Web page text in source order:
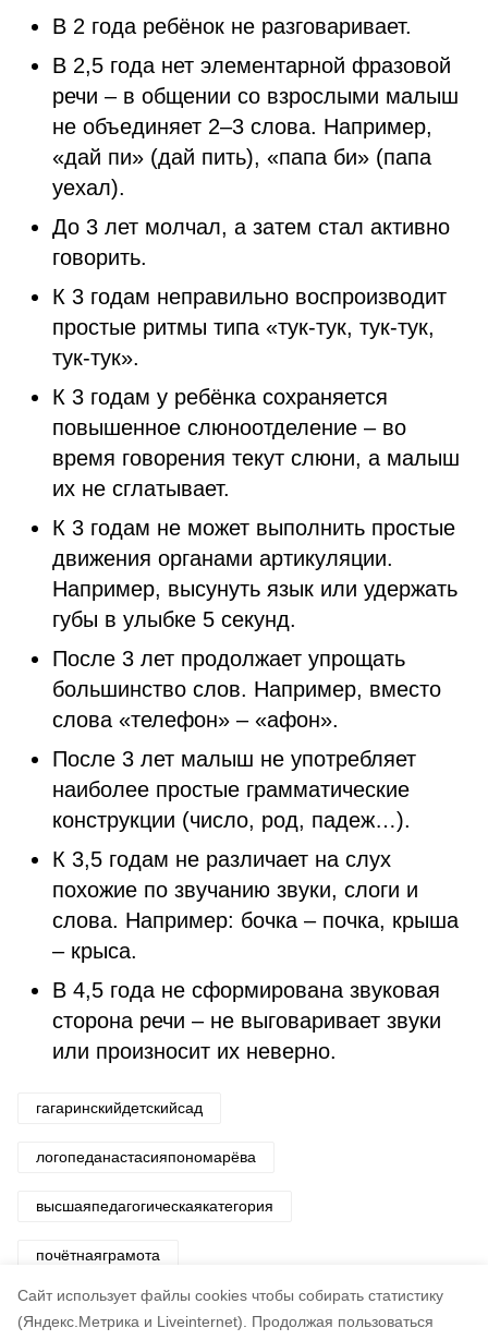
Cайт использует файлы cookies чтобы собирать статистику
(Яндекс.Метрика и Liveinternet).
Продолжая пользоваться
В 2 года ребёнок не разговаривает.
В 2,5 года нет элементарной фразовой
речи – в общении со взрослыми малыш
не объединяет 2–3 слова. Например,
«дай пи» (дай пить), «папа би» (папа
уехал).
До 3 лет молчал, а затем стал активно
говорить.
К 3 годам неправильно воспроизводит
простые ритмы типа «тук-тук, тук-тук,
тук-тук».
К 3 годам у ребёнка сохраняется
повышенное слюноотделение – во
время говорения текут слюни, а малыш
их не сглатывает.
К 3 годам не может выполнить простые
движения органами артикуляции.
Например, высунуть язык или удержать
губы в улыбке 5 секунд.
После 3 лет продолжает упрощать
большинство слов. Например, вместо
слова «телефон» – «афон».
После 3 лет малыш не употребляет
наиболее простые грамматические
конструкции (число, род, падеж…).
К 3,5 годам не различает на слух
похожие по звучанию звуки, слоги и
слова. Например: бочка – почка, крыша
– крыса.
В 4,5 года не сформирована звуковая
сторона речи – не выговаривает звуки
или произносит их неверно.
гагаринскийдетскийсад
логопеданастасияпономарёва
высшаяпедагогическаякатегория
почётнаяграмота
Авторы: Беседовал Иван Кулезин